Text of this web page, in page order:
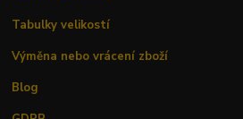
Tabulky velikostí
Výměna nebo vrácení zboží
Blog